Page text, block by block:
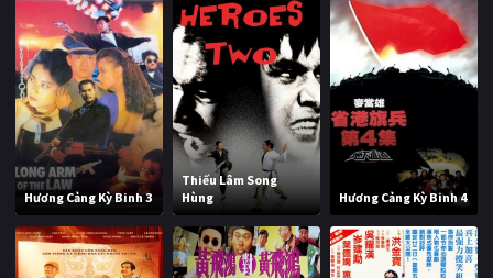
Hương Cảng Kỳ Binh 3
Thiếu Lâm Song
Hùng
Hương Cảng Kỳ Binh 4